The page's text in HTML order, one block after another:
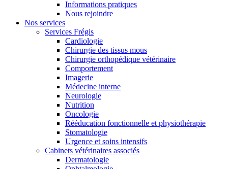
Informations pratiques
Nous rejoindre
Nos services
Services Frégis
Cardiologie
Chirurgie des tissus mous
Chirurgie orthopédique vétérinaire
Comportement
Imagerie
Médecine interne
Neurologie
Nutrition
Oncologie
Rééducation fonctionnelle et physiothérapie
Stomatologie
Urgence et soins intensifs
Cabinets vétérinaires associés
Dermatologie